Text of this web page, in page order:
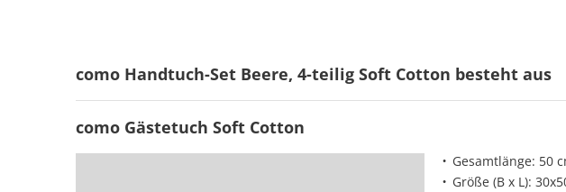
como Handtuch-Set Beere, 4-teilig Soft Cotton besteht aus
como Gästetuch Soft Cotton
Gesamtlänge: 50
Größe (B x L):